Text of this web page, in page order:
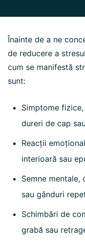
Înainte de a ne
de reducere a
cum se manifestă
sunt:
Simptome
dureri de cap
Reacții
interioară sau
Semne
sau gânduri
Schimbări de
grabă sau